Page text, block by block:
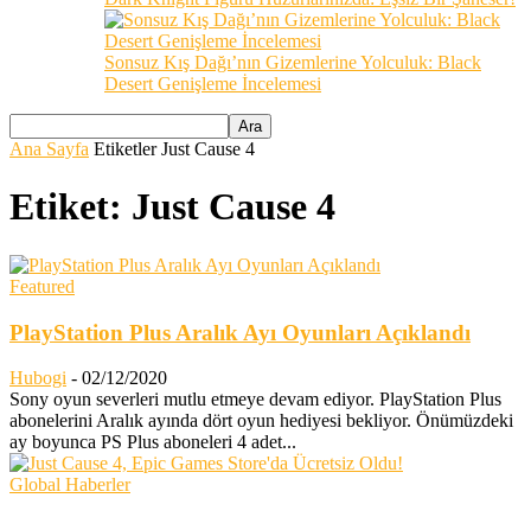
Sonsuz Kış Dağı’nın Gizemlerine Yolculuk: Black
Desert Genişleme İncelemesi
Ana Sayfa Etiketler Just Cause 4
Etiket: Just Cause 4
Featured
PlayStation Plus Aralık Ayı Oyunları Açıklandı
Hubogi - 02/12/2020
Sony oyun severleri mutlu etmeye devam ediyor. PlayStation Plus
abonelerini Aralık ayında dört oyun hediyesi bekliyor. Önümüzdeki
ay boyunca PS Plus aboneleri 4 adet...
Global Haberler